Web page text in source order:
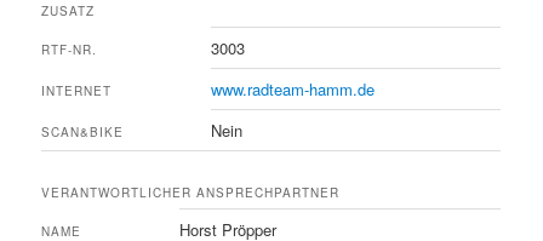
ZUSATZ
RTF-NR. 3003
INTERNET www.radteam-hamm.de
SCAN&BIKE Nein
VERANTWORTLICHER ANSPRECHPARTNER
NAME Horst Pröpper